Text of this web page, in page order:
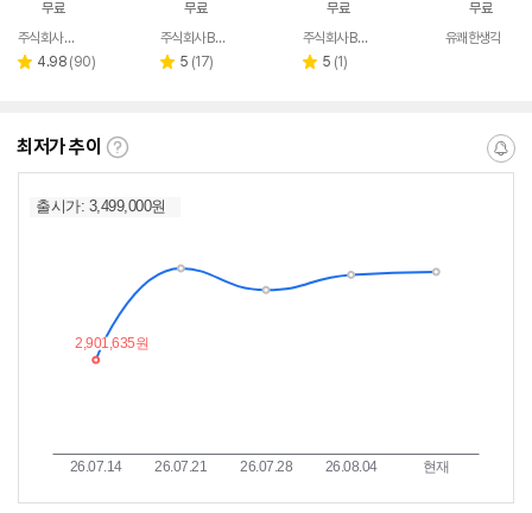
무료
페이
주식회사 정준포커스
별 4.98 리
(90)
무료
주식회사 BS디지털
별 5 리
(17)
무료
주식회사 BS디지털
별 5 리
(1)
무료
유쾌한생각
최저가 추이
최
가
알